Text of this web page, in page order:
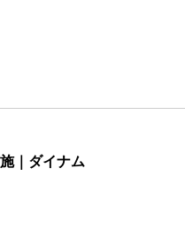
｜ダイナム